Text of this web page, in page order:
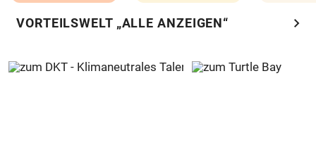
VORTEILSWELT „ALLE ANZEIGEN“ chevron_right